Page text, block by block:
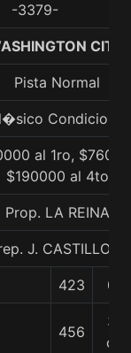
-3379-
Pista Normal
Condicional
al 1ro,
$190000 al 4to
Prop. LA REINA
J. CASTILLO L.
423 0/0
456
3/4
cpo